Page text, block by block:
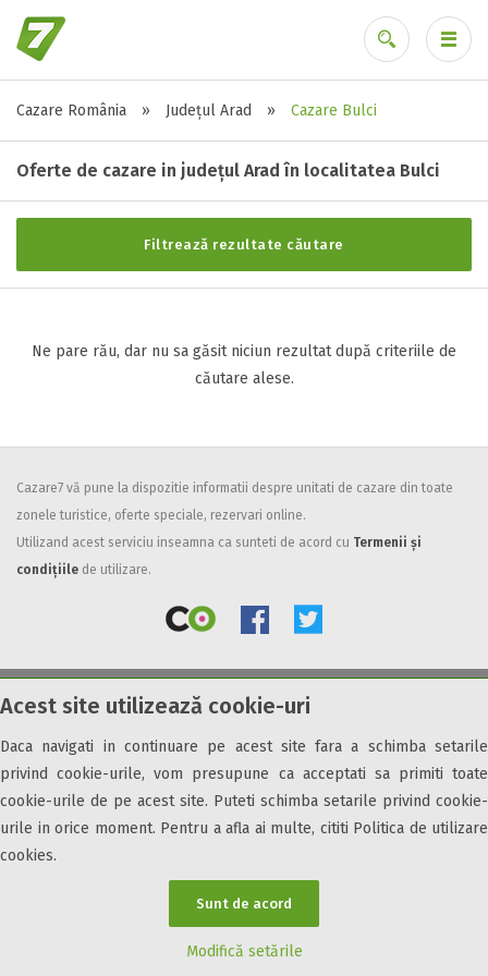
Acest site utilizează cookie-uri
Daca navigati in continuare pe acest site fara a schimba setarile
privind cookie-urile, vom presupune ca acceptati sa primiti toate
cookie-urile de pe acest site. Puteti schimba setarile privind cookie-
urile in orice moment. Pentru a afla ai multe, cititi Politica de utilizare
cookies.
Sunt de acord
Modifică setările
Cazare România » Județul Arad » Cazare Bulci
Oferte de cazare in județul Arad în localitatea Bulci
Filtrează rezultate căutare
Stele / margarete
Neclasificat
2 stele / margarete
3 stele / margarete
Facilități
Internet wireless
All inclusive
Pensiune completa
Demipensiune
Mic dejun
Accepta animale
Accepta voucher vacanta
Acces persoane cu dizabilități
Ne pare rău, dar nu sa găsit niciun rezultat după criteriile de
căutare alese.
Cazare7 vă pune la dispozitie informatii despre unitati de cazare din toate
zonele turistice, oferte speciale, rezervari online.
Utilizand acest serviciu inseamna ca sunteti de acord cu Termenii și
condițiile de utilizare.
© 2026 Cazare7. Toate drepturile rezervate.
Obiective turistice Informații utile Parteneri Cazare7 Harta Cazare7